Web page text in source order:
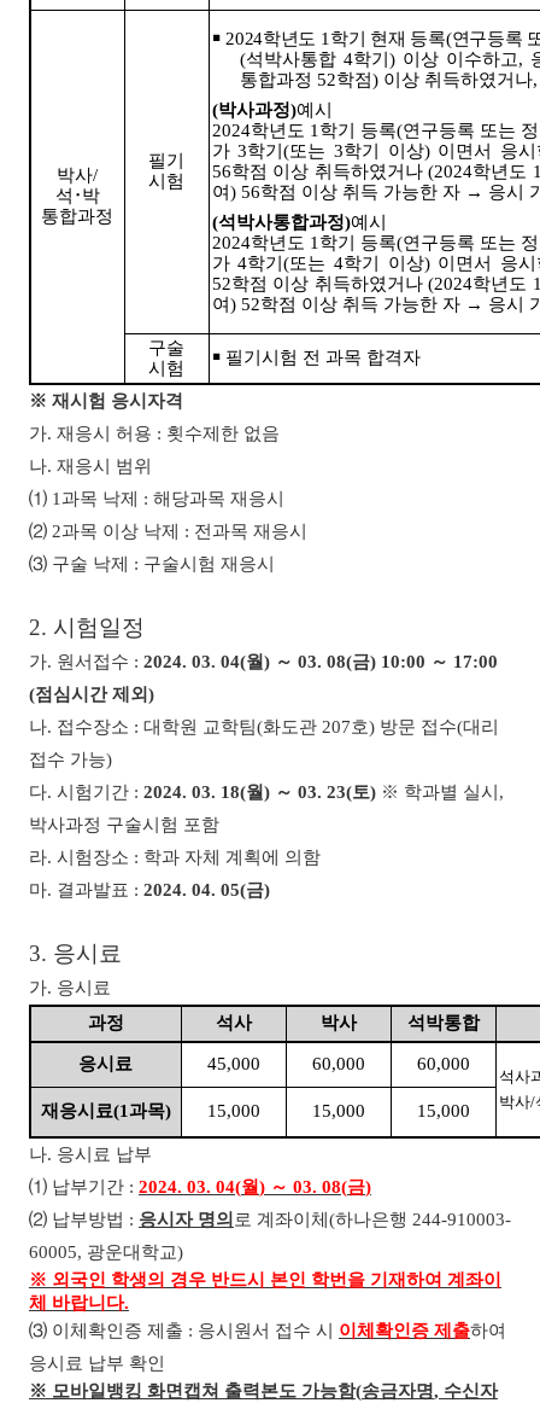
박사/
석 ･박
통합과정
필기
시험
￭ 2024학년도 1 학기 현재 등록(연구등록
(석박사통합4학기) 이상 이수하고,
통합과정52학점) 이상 취득하였거나
(박사과정)예시
2024학년도 1 학기 등록(연구등록 또는
가3학기(또는3학기 이상) 이면서 응시
56학점 이상 취득하였거나(2024학년도
여) 56학점 이상 취득 가능한 자 → 응시
(석박사통합과정)예시
2024학년도 1 학기 등록(연구등록 또는
가4학기(또는4학기 이상) 이면서 응시
52학점 이상 취득하였거나(2024학년도
여) 52학점 이상 취득 가능한 자 → 응시
구술
시험
￭ 필기시험 전 과목 합격자
※ 재시험 응시자격
가. 재응시 허용 : 횟수제한 없음
나. 재응시 범위
⑴ 1과목 낙제 : 해당과목 재응시
⑵ 2과목 이상 낙제 : 전과목 재응시
⑶ 구술 낙제 : 구술시험 재응시
2. 시험일정
가. 원서접수 : 2024. 03. 04(월) ～ 03. 08(금) 10:00 ～ 17:00
(점심시간 제외)
나. 접수장소 : 대학원 교학팀(화도관 207호) 방문 접수(대리
접수 가능)
다. 시험기간 : 2024. 03. 18(월) ～ 03. 23(토) ※ 학과별 실시 ,
박사과정 구술시험 포함
라. 시험장소 : 학과 자체 계획에 의함
마. 결과발표 : 2024. 04. 05(금)
3. 응시료
가. 응시료
과정
석사 박사 석박통합
응시료 45,000 60,000 60,000
석사
박사/
재응시료(1과목) 15,000 15,000 15,000
나. 응시료 납부
⑴ 납부기간 : 2024. 03. 04(월) ～ 03. 08(금)
⑵ 납부방법 : 응시자 명의 로 계좌이체 (하나은행 244-910003-
60005, 광운대학교)
※ 외국인 학생의 경우 반드시 본인 학번을 기재하여 계좌이
체 바랍니다.
⑶ 이체확인증 제출 : 응시원서 접수 시 이체확인증 제출하여
응시료 납부 확인
※ 모바일뱅킹 화면캡쳐 출력본도 가능함(송금자명, 수신자